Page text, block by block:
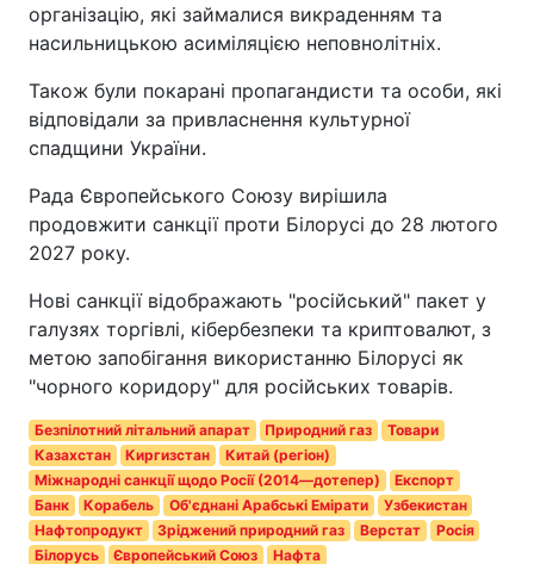
організацію, які займалися викраденням та
насильницькою асиміляцією неповнолітніх.
Також були покарані пропагандисти та особи, які
відповідали за привласнення культурної
спадщини України.
Рада Європейського Союзу вирішила
продовжити санкції проти Білорусі до 28 лютого
2027 року.
Нові санкції відображають "російський" пакет у
галузях торгівлі, кібербезпеки та криптовалют, з
метою запобігання використанню Білорусі як
"чорного коридору" для російських товарів.
Безпілотний літальний апарат Природний газ
Товари
Казахстан
Киргизстан
Китай (регіон)
Міжнародні санкції щодо Росії (2014—дотепер)
Експорт
Банк
Корабель Об'єднані Арабські Емірати
Узбекистан
Нафтопродукт
Зріджений природний газ Верстат
Росія
Білорусь
Європейський Союз Нафта